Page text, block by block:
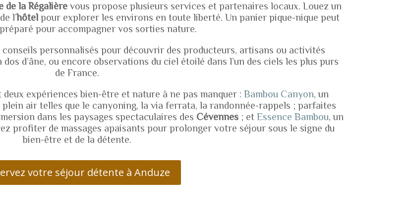
de la Régalière vous propose plusieurs services et partenaires locaux. Louez un
l’hôtel pour explorer les environs en toute liberté. Un panier pique-nique peut
pour accompagner vos sorties nature.
personnalisés pour découvrir des producteurs, artisans ou activités
d’âne, ou encore observations du ciel étoilé dans l’un des ciels les plus purs
de France.
expériences bien-être et nature à ne pas manquer : Bambou Canyon, un
air telles que le canyoning, la via ferrata, la randonnée-rappels ; parfaites
dans les paysages spectaculaires des Cévennes; et Essence Bambou, un
profiter de massages apaisants pour prolonger votre séjour sous le signe du
bien-être et de la détente.
votre séjour détente à Anduze